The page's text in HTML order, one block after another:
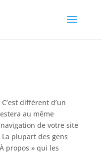
différent d’un
au même
de votre site
plupart des gens
propos » qui les